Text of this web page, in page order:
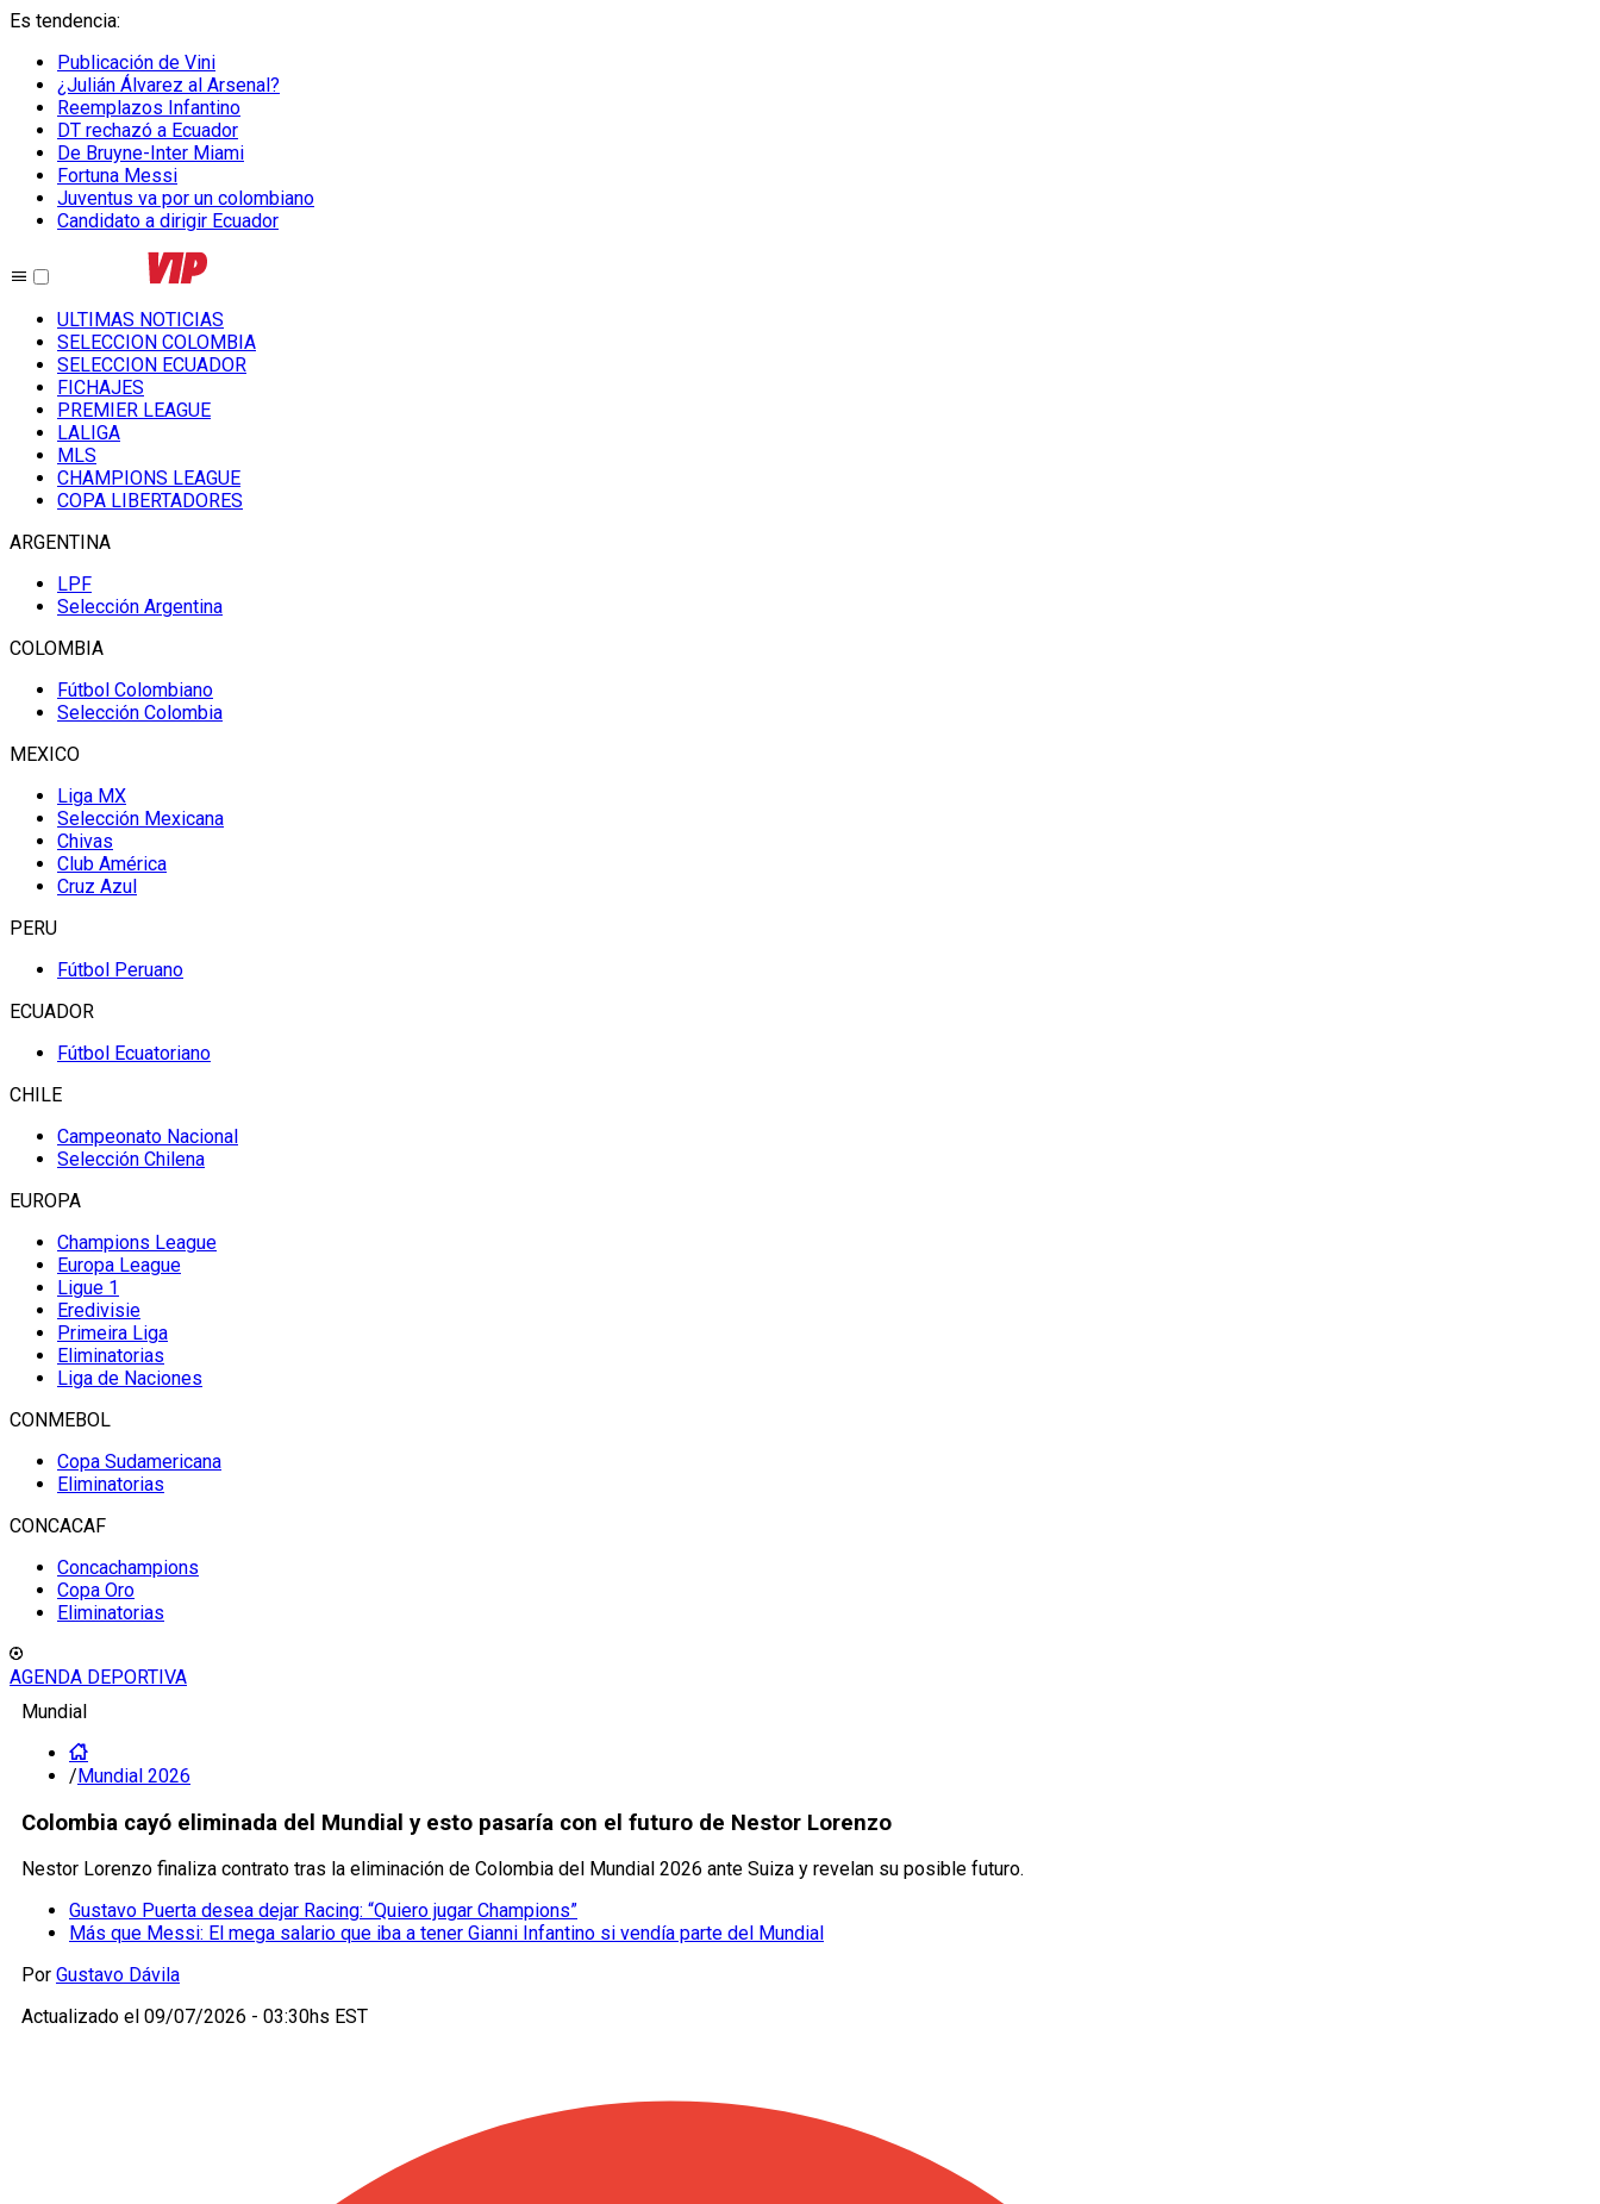
Es tendencia:
Publicación de Vini
¿Julián Álvarez al Arsenal?
Reemplazos Infantino
DT rechazó a Ecuador
De Bruyne-Inter Miami
Fortuna Messi
Juventus va por un colombiano
Candidato a dirigir Ecuador
ULTIMAS NOTICIAS
SELECCION COLOMBIA
SELECCION ECUADOR
FICHAJES
PREMIER LEAGUE
LALIGA
MLS
CHAMPIONS LEAGUE
COPA LIBERTADORES
ARGENTINA
LPF
Selección Argentina
COLOMBIA
Fútbol Colombiano
Selección Colombia
MEXICO
Liga MX
Selección Mexicana
Chivas
Club América
Cruz Azul
PERU
Fútbol Peruano
ECUADOR
Fútbol Ecuatoriano
CHILE
Campeonato Nacional
Selección Chilena
EUROPA
Champions League
Europa League
Ligue 1
Eredivisie
Primeira Liga
Eliminatorias
Liga de Naciones
CONMEBOL
Copa Sudamericana
Eliminatorias
CONCACAF
Concachampions
Copa Oro
Eliminatorias
AGENDA DEPORTIVA
Mundial
/Mundial 2026
Colombia cayó eliminada del Mundial y esto pasaría con el futuro de Nestor Lorenzo
Nestor Lorenzo finaliza contrato tras la eliminación de Colombia del Mundial 2026 ante Suiza y revelan su posible futuro.
Gustavo Puerta desea dejar Racing: “Quiero jugar Champions”
Más que Messi: El mega salario que iba a tener Gianni Infantino si vendía parte del Mundial
Por Gustavo Dávila
Actualizado el 09/07/2026 - 03:30hs EST